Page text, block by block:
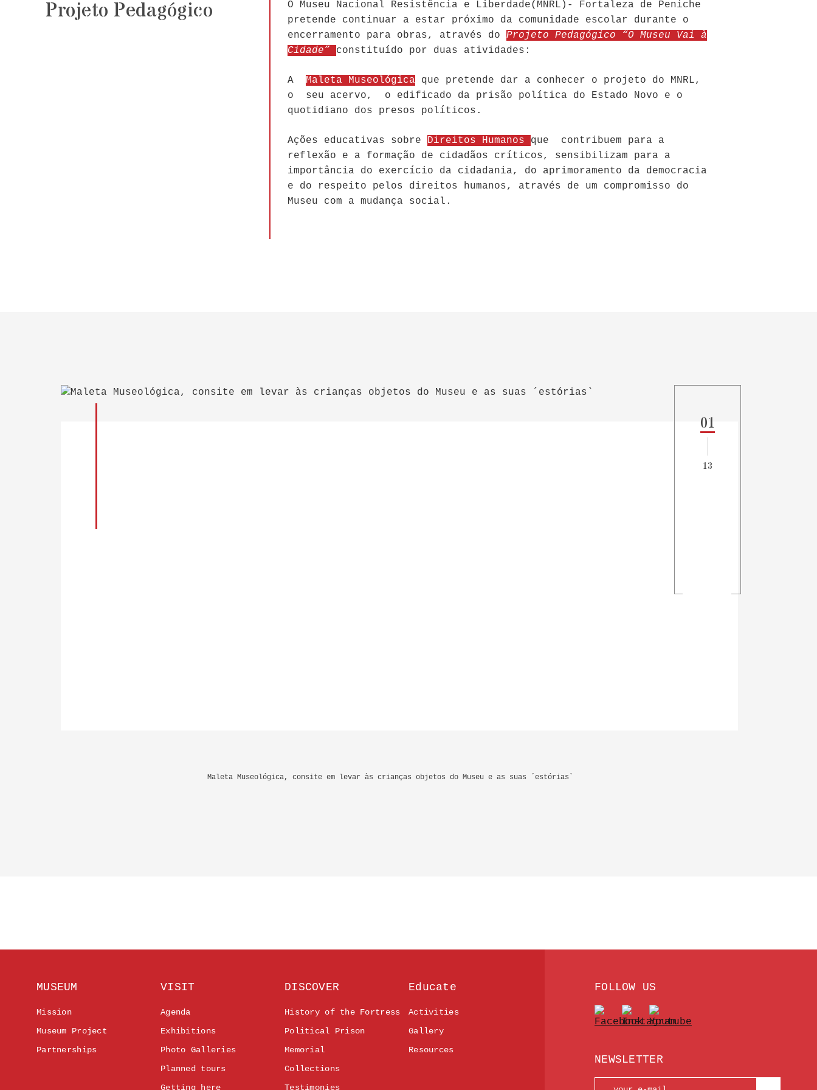
Projeto Pedagógico
O Museu Nacional Resistência e Liberdade(MNRL)- Fortaleza de Peniche
pretende continuar a estar próximo da comunidade escolar durante o
encerramento para obras, através do Projeto Pedagógico “O Museu Vai à
Cidade” constituído por duas atividades:
A Maleta Museológica que pretende dar a conhecer o projeto do MNRL,
o seu acervo, o edificado da prisão política do Estado Novo e o
quotidiano dos presos políticos.
Ações educativas sobre Direitos Humanos que contribuem para a
reflexão e a formação de cidadãos críticos, sensibilizam para a
importância do exercício da cidadania, do aprimoramento da democracia
e do respeito pelos direitos humanos, através de um compromisso do
Museu com a mudança social.
01
13
MUSEUM
Mission
Museum Project
Partnerships
VISIT
Agenda
Exhibitions
Photo Galleries
Planned tours
Getting here
DISCOVER
History of the Fortress
Political Prison
Memorial
Collections
Testimonies
Educate
Activities
Gallery
Resources
FOLLOW US
NEWSLETTER